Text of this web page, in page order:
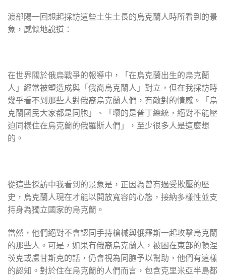
渡部陽一回想起採訪這些土生土長的烏克蘭人時所看到的景
象，感慨地說道：
在世界關於俄烏戰爭的報導中，「在烏克蘭出生的烏克蘭
人」經常被塑造成與「俄裔烏克蘭人」對立，但在我採訪時
幾乎看不到那些人對俄裔烏克蘭人們，有敵對的情感。「烏
克蘭國民大家都是同胞」、「壞的是普丁總統，絕對不能壓
迫同樣住在烏克蘭的俄羅斯人們」，至少很多人是這麼想
的。
從這些採訪中我看到的景象是，正因為曾有過受欺壓的歷
史，烏克蘭人現在才能以開放寬容的心態，接納多樣性並支
持身為獨立國家的烏克蘭。
當然，他們絕對不會認同手持槍械與俄羅斯一起攻擊烏克蘭
的那些人。可是，如果有俄裔烏克蘭人，被困在東部的頓涅
茨克或盧甘斯克的話，仍會視為同胞予以幫助，他們有這樣
的認知。對於住在烏克蘭的人們而言，包含克里米亞半島都